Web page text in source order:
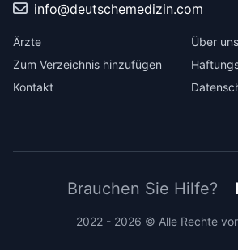
info@deutschemedizin.com
Ärzte
Zum Verzeichnis hinzufügen
Kontakt
Über uns
Brauchen Sie Hilfe?
2022 - 2026 © Alle Rechte